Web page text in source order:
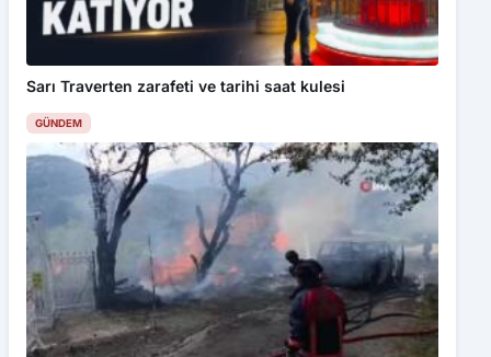
Sarı Traverten zarafeti ve tarihi saat kulesi
GÜNDEM